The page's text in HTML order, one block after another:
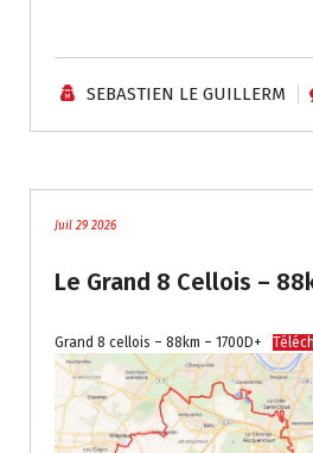
SEBASTIEN LE GUILLERM
Juil 29 2026
Le Grand 8 Cellois –
Grand 8 cellois – 88km – 1700D+